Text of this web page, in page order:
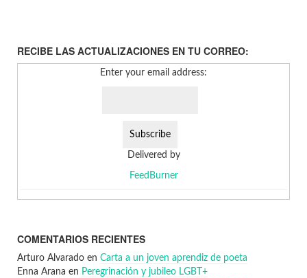
RECIBE LAS ACTUALIZACIONES EN TU CORREO:
Enter your email address:
Delivered by
FeedBurner
COMENTARIOS RECIENTES
Arturo Alvarado en Carta a un joven aprendiz de poeta
Enna Arana en Peregrinación y jubileo LGBT+